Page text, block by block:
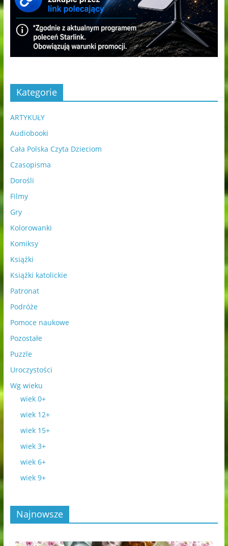
Kategorie
ARTYKUŁY
Audiobooki
Cała Polska Czyta Dzieciom
Czasopisma
Dorośli
Filmy
Gry
Kolorowanki
Komiksy
Książki
Książki katolickie
Patronat
Podróże
Pomoce naukowe
Pozostałe
Puzzle
Uroczystości
Wg wieku
wiek 0+
wiek 12+
wiek 15+
wiek 3+
wiek 6+
wiek 9+
Najnowsze